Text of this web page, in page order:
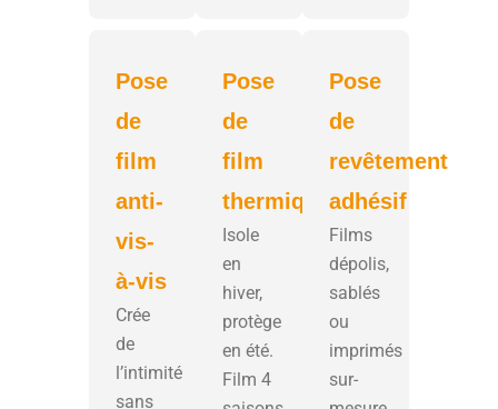
Pose
de
film
anti-
vis-
à-vis
Crée
de
l’intimité
sans
Pose
de
film
thermique
Isole
en
hiver,
protège
en été.
Film 4
Pose
de
revêtement
adhésif
Films
dépolis,
sablés
ou
imprimés
sur-